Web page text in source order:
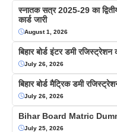
स्नातक सत्र 2025-29 का
कार्ड जारी
August 1, 2026
बिहार बोर्ड इंटर डमी
July 26, 2026
बिहार बोर्ड मैट्रिक डमी
July 26, 2026
Bihar Board Matric
July 25, 2026